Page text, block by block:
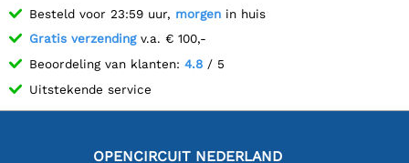
Besteld voor 23:59 uur, morgen in huis
Gratis verzendingv.a. € 100,-
Beoordeling van klanten: 4.8 / 5
Uitstekende service
OPENCIRCUIT NEDERLAND